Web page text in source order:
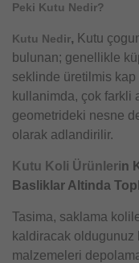
Peki Kutu Nedir?
Kutu Nedir, Kutu
bulunan; genellikle
seklinde üretilmis kap
kullanimda, çok farkli
geometrideki nesne
olarak adlandirilir.
Kutu Koli Ürünlerin
Basliklar Altinda
Tasima, saklama
kaldiracak oldugunuz
malzemeleri